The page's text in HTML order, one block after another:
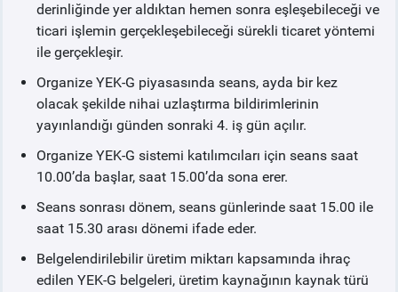
derinliğinde yer aldıktan hemen sonra eşleşebileceği ve
ticari işlemin gerçekleşebileceği sürekli ticaret yöntemi
ile gerçekleşir.
Organize YEK-G piyasasında seans, ayda bir kez
olacak şekilde nihai uzlaştırma bildirimlerinin
yayınlandığı günden sonraki 4. iş gün açılır.
Organize YEK-G sistemi katılımcıları için seans saat
10.00’da başlar, saat 15.00’da sona erer.
Seans sonrası dönem, seans günlerinde saat 15.00 ile
saat 15.30 arası dönemi ifade eder.
Belgelendirilebilir üretim miktarı kapsamında ihraç
edilen YEK-G belgeleri, üretim kaynağının kaynak türü